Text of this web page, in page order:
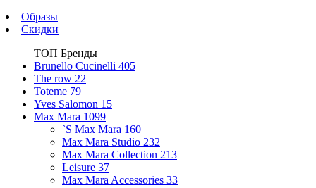
Образы
Скидки
ТОП Бренды
Brunello Cucinelli 405
The row 22
Toteme 79
Yves Salomon 15
Max Mara 1099
`S Max Mara 160
Max Mara Studio 232
Max Mara Collection 213
Leisure 37
Max Mara Accessories 33